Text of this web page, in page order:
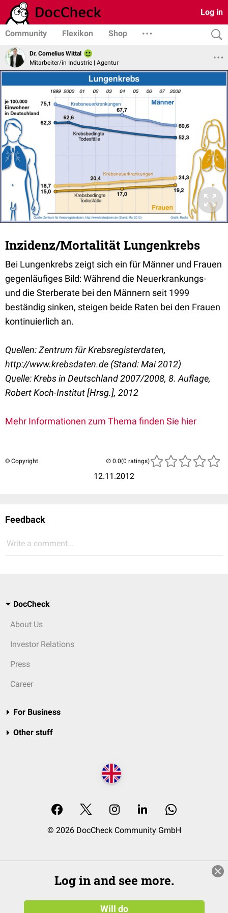
Log in
Community Flexikon Shop
Dr. Cornelius Wittal
Mitarbeiter/in Industrie | Agentur
Inzidenz/Mortalität Lungenkrebs
Bei Lungenkrebs zeigt sich ein für Männer und Frauen
gegenläufiges Bild: Während die Neuerkrankungs-
und die Sterberate bei den Männern seit 1999
beständig sinken, steigen beide Raten bei den Frauen
kontinuierlich an.
Quellen: Zentrum für Krebsregisterdaten,
http://www.krebsdaten.de (Stand: Mai 2012)
Quelle: Krebs in Deutschland 2007/2008, 8. Auflage,
Robert Koch-Institut [Hrsg.], 2012
Mehr Informationen zum Thema finden Sie hier
© Copyright
12.11.2012
(0 ratings)
Feedback
Write a comment...
DocCheck
About Us
Investor Relations
Press
Career
For Business
Other stuff
© 2026 DocCheck Community GmbH
Log in and see more.
Will do